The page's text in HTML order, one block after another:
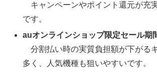
キャンペーンやポイント還元が充
です。
auオンラインショップ限定セール期
分割払い時の実質負担額が下がる
多く、人気機種も狙いやすいです。